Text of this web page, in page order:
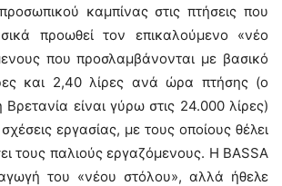
καμπίνας στις πτήσεις που
προωθεί τον επικαλούμενο «νέο
που προσλαμβάνονται με βασικό
και 2,40 λίρες ανά ώρα πτήσης (ο
Βρετανία είναι γύρω στις 24.000 λίρες)
εργασίας, με τους οποίους θέλει
τους παλιούς εργαζόμενους. Η BASSA
του «νέου στόλου», αλλά ήθελε